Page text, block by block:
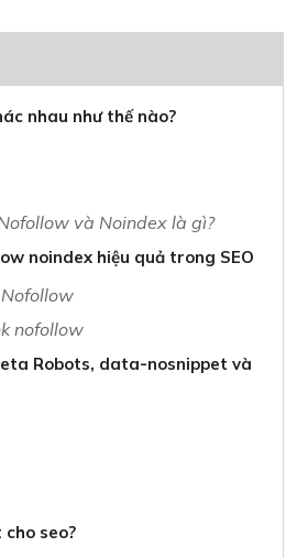
nhau như thế nào?
và Noindex là gì?
noindex hiệu quả trong SEO
nofollow
Robots, data-nosnippet và
seo?